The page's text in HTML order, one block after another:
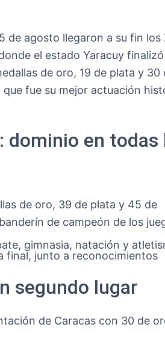
de agosto llegaron a su fin los
el estado Yaracuy finalizó
de oro, 19 de plata y 30
fue su mejor actuación
dominio en todas
de oro, 39 de plata y 45 de
de campeón de los
gimnasia, natación y
final, junto a reconocimientos
segundo lugar
de Caracas con 30 de